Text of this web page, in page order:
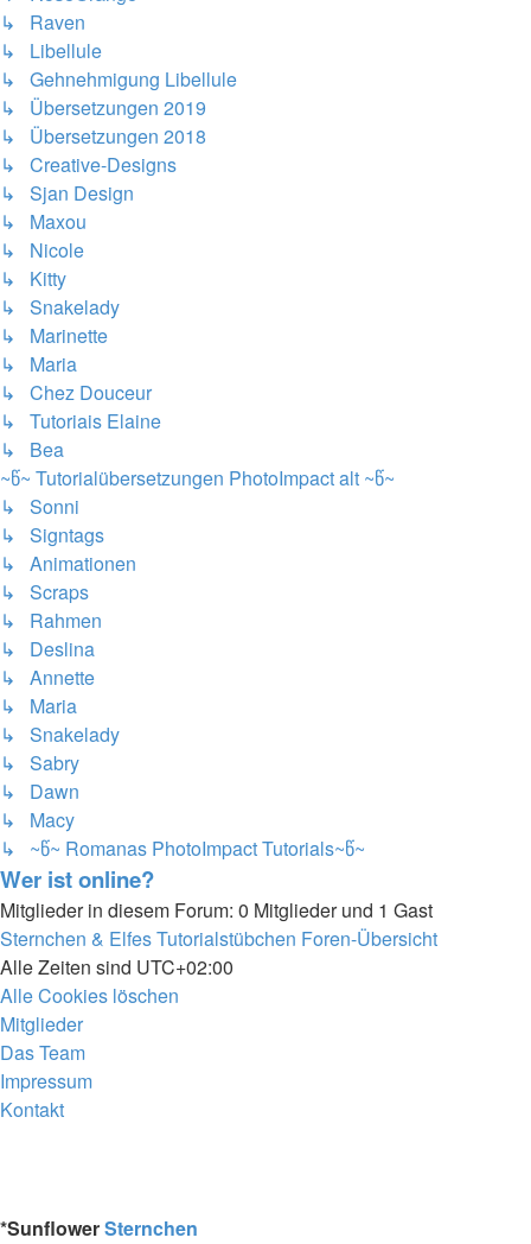
↳ Raven
↳ Libellule
↳ Gehnehmigung Libellule
↳ Übersetzungen 2019
↳ Übersetzungen 2018
↳ Creative-Designs
↳ Sjan Design
↳ Maxou
↳ Nicole
↳ Kitty
↳ Snakelady
↳ Marinette
↳ Maria
↳ Chez Douceur
↳ Tutoriais Elaine
↳ Bea
~წ~ Tutorialübersetzungen PhotoImpact alt ~წ~
↳ Sonni
↳ Signtags
↳ Animationen
↳ Scraps
↳ Rahmen
↳ Deslina
↳ Annette
↳ Maria
↳ Snakelady
↳ Sabry
↳ Dawn
↳ Macy
↳ ~წ~ Romanas PhotoImpact Tutorials~წ~
Wer ist online?
Mitglieder in diesem Forum: 0 Mitglieder und 1 Gast
Sternchen & Elfes Tutorialstübchen Foren-Übersicht
Alle Zeiten sind UTC+02:00
Alle Cookies löschen
Mitglieder
Das Team
Impressum
Kontakt
*SunflowerSternchen